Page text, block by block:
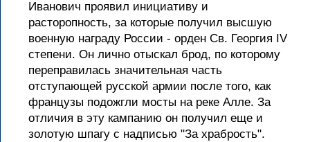
Иванович проявил инициативу и
расторопность, за которые получил высшую
военную награду России - орден Св. Георгия IV
степени. Он лично отыскал брод, по которому
переправилась значительная часть
отступающей русской армии после того, как
французы подожгли мосты на реке Алле. За
отличия в эту кампанию он получил еще и
золотую шпагу с надписью "За храбрость".